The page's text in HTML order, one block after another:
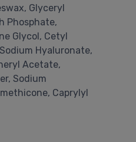
Glyceryl
Phosphate,
Glycol, Cetyl
Hyaluronate,
Acetate,
Sodium
Caprylyl